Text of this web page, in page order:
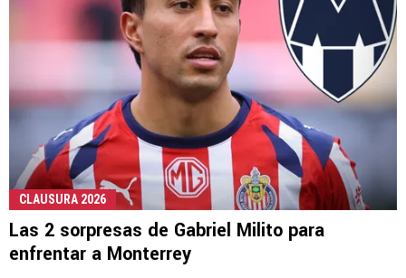
CLAUSURA 2026
Las 2 sorpresas de Gabriel Milito para
enfrentar a Monterrey